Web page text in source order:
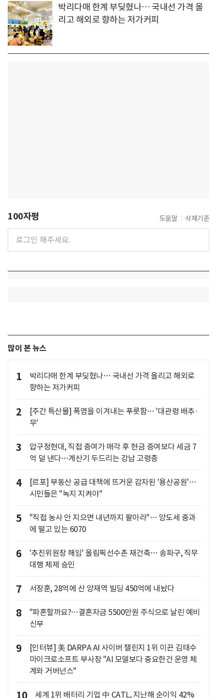
박리다매 한계 부딪혔나… 국내선 가격 올
리고 해외로 향하는 저가커피
100자평 도움말 삭제기준
많이 본 뉴스
1
박리다매 한계 부딪혔나… 국내선 가격 올리고 해외로
향하는 저가커피
2
[주간 특산물] 폭염을 이겨내는 푸릇함… '대관령 배추·
무'
3
압구정현대, 직접 증여가 매각 후 현금 증여보다 세금 7
억 덜 낸다…계산기 두드리는 강남 고령층
4
[르포] 부동산 공급 대책에 뜨거운 감자된 '용산공원'…
시민들은 "녹지 지켜야"
5
"직접 농사 안 지으면 내년까지 팔아라"… 양도세 중과
에 떨고 있는 6070
6
'추진위원장 해임' 올림픽선수촌 재건축… 송파구, 직무
대행 체제 승인
7 서장훈, 28억에 산 양재역 빌딩 450억에 내놨다
8
"파혼할까요?…결혼자금 5500만원 주식으로 날린 예비
신부
9
[인터뷰] 美 DARPA AI 사이버 챌린지 1위 이끈 김태수
마이크로소프트 부사장 "AI 모델보다 중요한건 운영 체
계와 거버넌스"
10 세계 1위 배터리 기업 中 CATL, 지난해 순이익 42%